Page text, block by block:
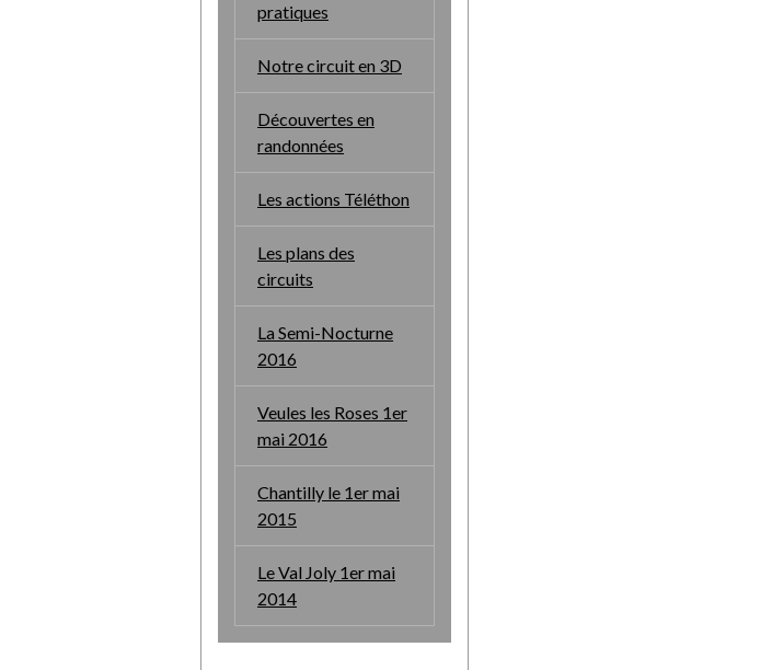
pratiques
Notre circuit en 3D
Découvertes en
randonnées
Les actions Téléthon
Les plans des
circuits
La Semi-Nocturne
2016
Veules les Roses 1er
mai 2016
Chantilly le 1er mai
2015
Le Val Joly 1er mai
2014